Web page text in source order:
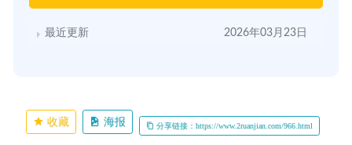
最近更新 2026年03月23日
收藏 海报 分享链接：https://www.2ruanjian.com/966.html